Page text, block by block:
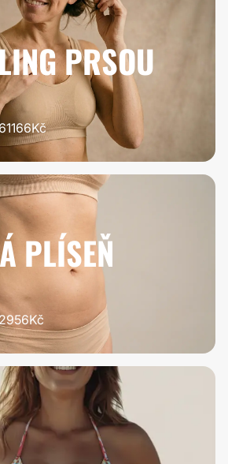
PRSOU
PLÍSEŇ